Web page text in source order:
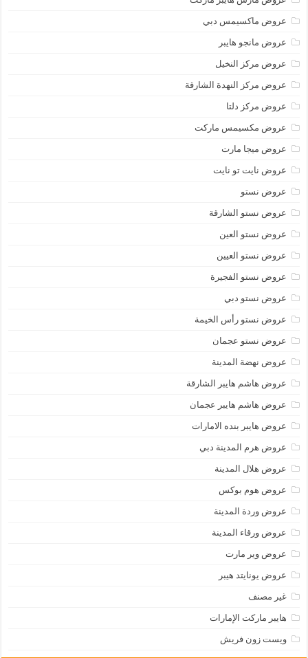
عروض ماكسيمس دبي
عروض مانجو هايبر
عروض مركز النخيل
عروض مركز النهدة الشارقة
عروض مركز دلتا
عروض مكسيمس ماركت
عروض ميجا مارت
عروض نايت تو نايت
عروض نستو
عروض نستو الشارقة
عروض نستو العين
عروض نستو العيين
عروض نستو الفجيرة
عروض نستو دبي
عروض نستو رأس الخيمة
عروض نستو عجمان
عروض نهضة المدينة
عروض هاشم هايبر الشارقة
عروض هاشم هايبر عجمان
عروض هايبر بنده الامارات
عروض هرم المدينة دبي
عروض هلال المدينة
عروض هوم بوكس
عروض وردة المدينة
عروض ورقاء المدينة
عروض وير مارت
عروض يونايتد هيبر
غير مصنف
هايبر ماركت الإمارات
ويست زون فريش